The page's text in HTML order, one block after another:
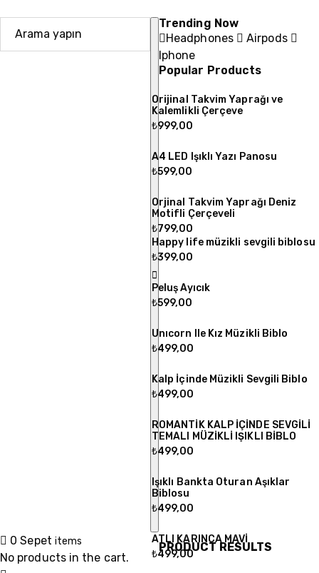
Trending Now
Headphones
Airpods
Iphone
Popular Products
Orijinal Takvim Yaprağı ve
Kalemlikli Çerçeve
₺999,00
A4 LED Işıklı Yazı Panosu
₺599,00
Orjinal Takvim Yaprağı Deniz
Motifli Çerçeveli
₺799,00
Happy life müzikli sevgili biblosu
₺399,00
Peluş Ayıcık
₺599,00
Unıcorn Ile Kız Müzikli Biblo
₺499,00
Kalp İçinde Müzikli Sevgili Biblo
₺499,00
ROMANTİK KALP İÇİNDE SEVGİLİ
TEMALI MÜZİKLİ IŞIKLI BİBLO
₺499,00
Işıklı Bankta Oturan Aşıklar
Biblosu
₺499,00
ATLI KARINCA MAVİ
₺499,00
PRODUCT RESULTS
0 Sepet items
No products in the cart.